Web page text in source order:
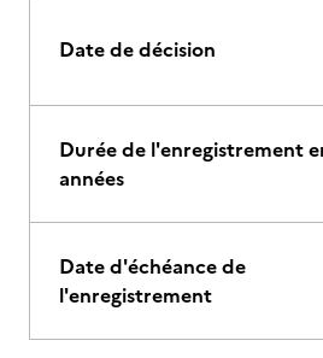
Date de décision
Durée de l'enregistrement
années
Date d'échéance de
l'enregistrement